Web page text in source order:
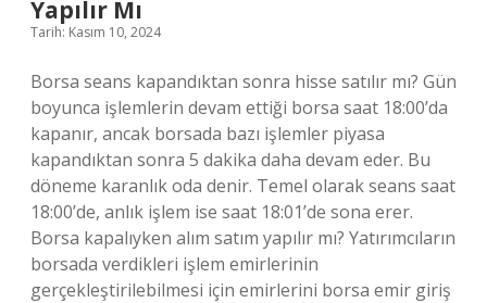
Yapılır Mı
Tarih: Kasım 10, 2024
Borsa seans kapandıktan sonra hisse satılır mı? Gün
boyunca işlemlerin devam ettiği borsa saat 18:00’da
kapanır, ancak borsada bazı işlemler piyasa
kapandıktan sonra 5 dakika daha devam eder. Bu
döneme karanlık oda denir. Temel olarak seans saat
18:00’de, anlık işlem ise saat 18:01’de sona erer.
Borsa kapalıyken alım satım yapılır mı? Yatırımcıların
borsada verdikleri işlem emirlerinin
gerçekleştirilebilmesi için emirlerini borsa emir giriş